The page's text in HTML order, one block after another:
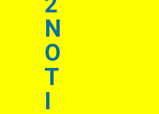
N
O
T
I